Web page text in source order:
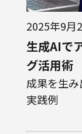
2025年9月
生成AIで
グ活用術
成果を生
実践例